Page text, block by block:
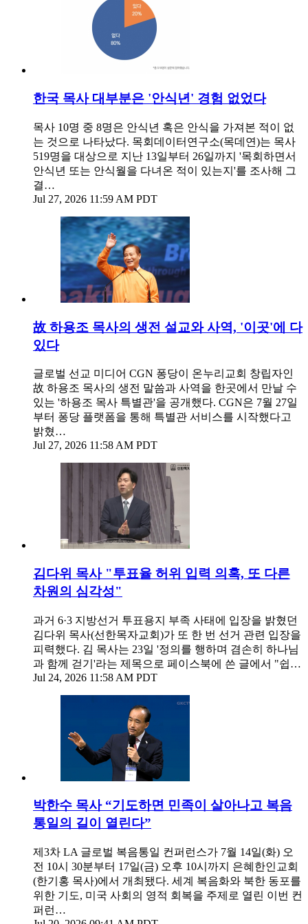
한국 목사 대부분은 '안식년' 경험 없었다
목사 10명 중 8명은 안식년 혹은 안식을 가져본 적이 없
는 것으로 나타났다. 목회데이터연구소(목데연)는 목사
519명을 대상으로 지난 13일부터 26일까지 '목회하면서
안식년 또는 안식월을 다녀온 적이 있는지'를 조사해 그
결…
Jul 27, 2026 11:59 AM PDT
故 하용조 목사의 생전 설교와 사역, '이곳'에 다
있다
글로벌 선교 미디어 CGN 퐁당이 온누리교회 창립자인
故 하용조 목사의 생전 말씀과 사역을 한곳에서 만날 수
있는 '하용조 목사 특별관'을 공개했다. CGN은 7월 27일
부터 퐁당 플랫폼을 통해 특별관 서비스를 시작했다고
밝혔…
Jul 27, 2026 11:58 AM PDT
김다위 목사 "투표율 허위 입력 의혹, 또 다른
차원의 심각성"
과거 6·3 지방선거 투표용지 부족 사태에 입장을 밝혔던
김다위 목사(선한목자교회)가 또 한 번 선거 관련 입장을
피력했다. 김 목사는 23일 '정의를 행하며 겸손히 하나님
과 함께 걷기'라는 제목으로 페이스북에 쓴 글에서 "쉽…
Jul 24, 2026 11:58 AM PDT
박한수 목사 “기도하면 민족이 살아나고 복음
통일의 길이 열린다”
제3차 LA 글로벌 복음통일 컨퍼런스가 7월 14일(화) 오
전 10시 30분부터 17일(금) 오후 10시까지 은혜한인교회
(한기홍 목사)에서 개최됐다. 세계 복음화와 북한 동포를
위한 기도, 미국 사회의 영적 회복을 주제로 열린 이번 컨
퍼런…